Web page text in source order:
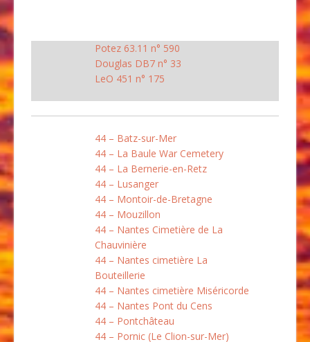
Potez 63.11 n° 590
Douglas DB7 n° 33
LeO 451 n° 175
44 – Batz-sur-Mer
44 – La Baule War Cemetery
44 – La Bernerie-en-Retz
44 – Lusanger
44 – Montoir-de-Bretagne
44 – Mouzillon
44 – Nantes Cimetière de La
Chauvinière
44 – Nantes cimetière La
Bouteillerie
44 – Nantes cimetière Miséricorde
44 – Nantes Pont du Cens
44 – Pontchâteau
44 – Pornic (Le Clion-sur-Mer)